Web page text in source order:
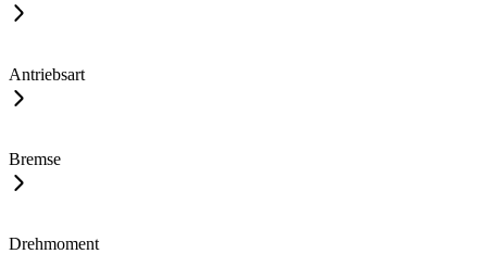
Antriebsart
Bremse
Drehmoment